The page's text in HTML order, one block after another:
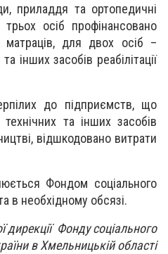
приладдя та ортопедичні
осіб профінансовано
матраців, для двох осіб –
інших засобів реабілітації
до підприємств, що
та інших засобів
відшкодовано витрати
Фондом соціального
в необхідному обсязі.
дирекції Фонду соціального
в Хмельницькій області